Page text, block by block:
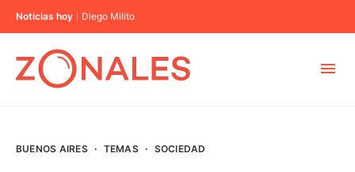
Noticias hoy Diego Milito
BUENOS AIRES · TEMAS · SOCIEDAD